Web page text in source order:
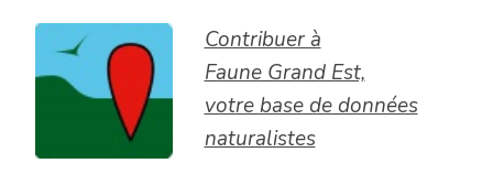
Contribuer à
Faune Grand Est,
votre base de données
naturalistes